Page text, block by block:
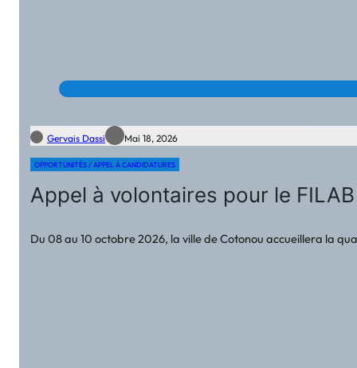
Gervais Dassi Mai 18, 2026
OPPORTUNITÉS / APPEL À CANDIDATURES
Appel à volontaires pour le
Du 08 au 10 octobre 2026, la ville de Cotonou accueillera la